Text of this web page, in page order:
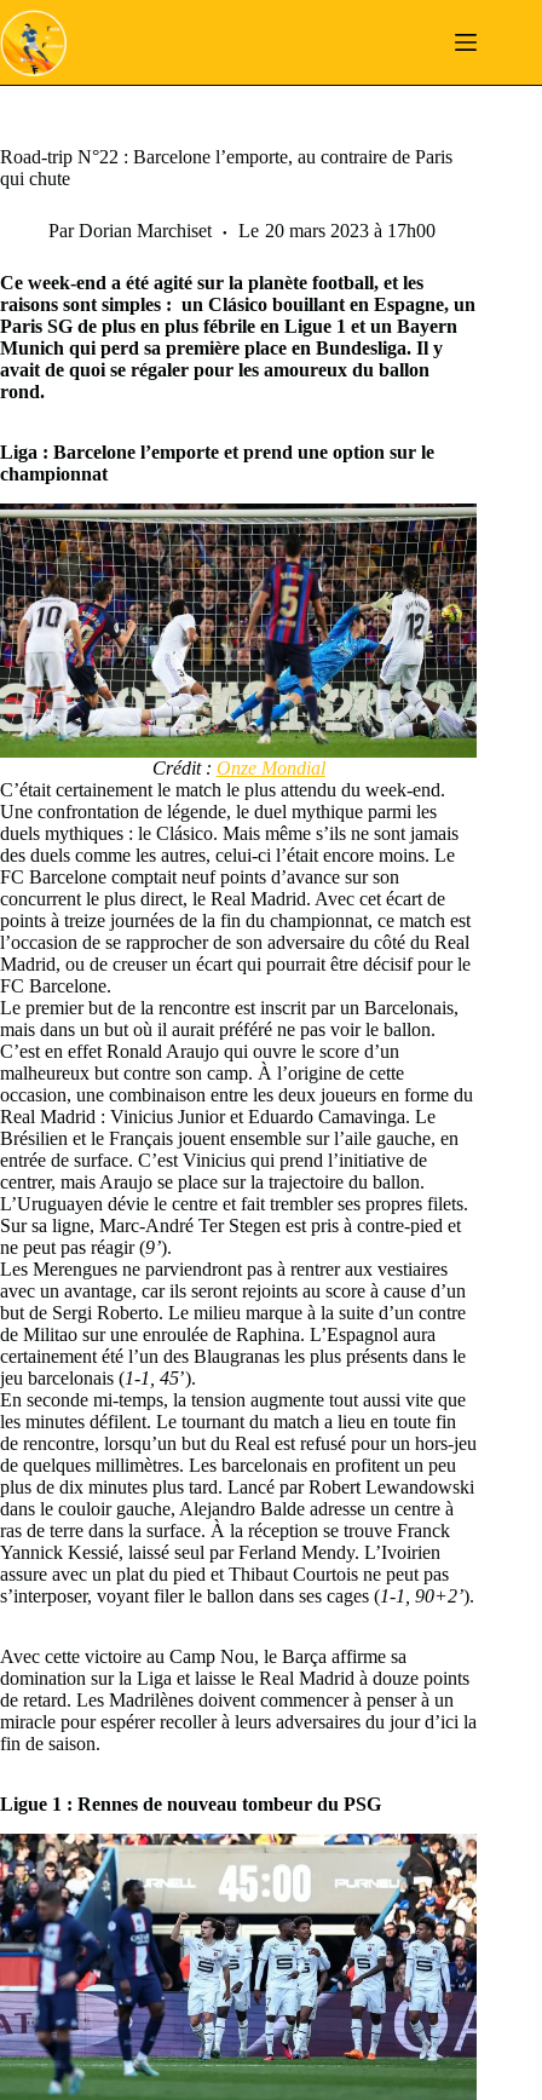
Passer
au
contenu
Road-trip N°22 : Barcelone l’emporte, au contraire de Paris
qui chute
Par Dorian Marchiset Le 20 mars 2023 à 17h00
Ce week-end a été agité sur la planète football, et les
raisons sont simples : un Clásico bouillant en Espagne, un
Paris SG de plus en plus fébrile en Ligue 1 et un Bayern
Munich qui perd sa première place en Bundesliga. Il y
avait de quoi se régaler pour les amoureux du ballon
rond.
Liga : Barcelone l’emporte et prend une option sur le
championnat
Crédit : Onze Mondial
C’était certainement le match le plus attendu du week-end.
Une confrontation de légende, le duel mythique parmi les
duels mythiques : le Clásico. Mais même s’ils ne sont jamais
des duels comme les autres, celui-ci l’était encore moins. Le
FC Barcelone comptait neuf points d’avance sur son
concurrent le plus direct, le Real Madrid. Avec cet écart de
points à treize journées de la fin du championnat, ce match est
l’occasion de se rapprocher de son adversaire du côté du Real
Madrid, ou de creuser un écart qui pourrait être décisif pour le
FC Barcelone.
Le premier but de la rencontre est inscrit par un Barcelonais,
mais dans un but où il aurait préféré ne pas voir le ballon.
C’est en effet Ronald Araujo qui ouvre le score d’un
malheureux but contre son camp. À l’origine de cette
occasion, une combinaison entre les deux joueurs en forme du
Real Madrid : Vinicius Junior et Eduardo Camavinga. Le
Brésilien et le Français jouent ensemble sur l’aile gauche, en
entrée de surface. C’est Vinicius qui prend l’initiative de
centrer, mais Araujo se place sur la trajectoire du ballon.
L’Uruguayen dévie le centre et fait trembler ses propres filets.
Sur sa ligne, Marc-André Ter Stegen est pris à contre-pied et
ne peut pas réagir (9’).
Les Merengues ne parviendront pas à rentrer aux vestiaires
avec un avantage, car ils seront rejoints au score à cause d’un
but de Sergi Roberto. Le milieu marque à la suite d’un contre
de Militao sur une enroulée de Raphina. L’Espagnol aura
certainement été l’un des Blaugranas les plus présents dans le
jeu barcelonais (1-1, 45’).
En seconde mi-temps, la tension augmente tout aussi vite que
les minutes défilent. Le tournant du match a lieu en toute fin
de rencontre, lorsqu’un but du Real est refusé pour un hors-jeu
de quelques millimètres. Les barcelonais en profitent un peu
plus de dix minutes plus tard. Lancé par Robert Lewandowski
dans le couloir gauche, Alejandro Balde adresse un centre à
ras de terre dans la surface. À la réception se trouve Franck
Yannick Kessié, laissé seul par Ferland Mendy. L’Ivoirien
assure avec un plat du pied et Thibaut Courtois ne peut pas
s’interposer, voyant filer le ballon dans ses cages (1-1, 90+2’).
Avec cette victoire au Camp Nou, le Barça affirme sa
domination sur la Liga et laisse le Real Madrid à douze points
de retard. Les Madrilènes doivent commencer à penser à un
miracle pour espérer recoller à leurs adversaires du jour d’ici la
fin de saison.
Ligue 1 : Rennes de nouveau tombeur du PSG